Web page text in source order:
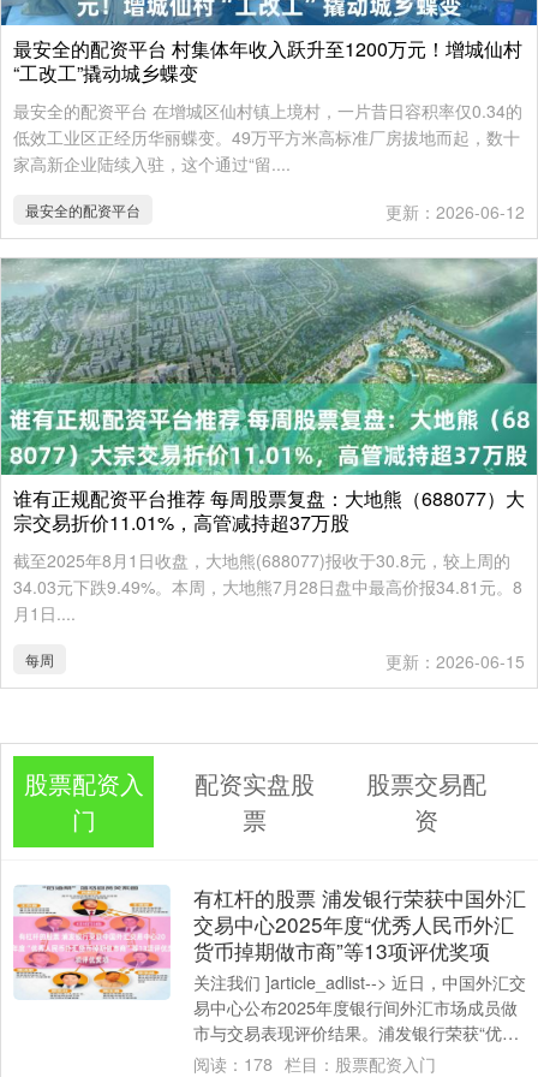
最安全的配资平台 村集体年收入跃升至1200万元！增城仙村
“工改工”撬动城乡蝶变
最安全的配资平台 在增城区仙村镇上境村，一片昔日容积率仅0.34的
低效工业区正经历华丽蝶变。49万平方米高标准厂房拔地而起，数十
家高新企业陆续入驻，这个通过“留....
最安全的配资平台 更新：2026-06-12
谁有正规配资平台推荐 每周股票复盘：大地熊（688077）大
宗交易折价11.01%，高管减持超37万股
截至2025年8月1日收盘，大地熊(688077)报收于30.8元，较上周的
34.03元下跌9.49%。本周，大地熊7月28日盘中最高价报34.81元。8
月1日....
每周 更新：2026-06-15
股票配资入
门
配资实盘股
票
股票交易配
资
有杠杆的股票 浦发银行荣获中国外汇
交易中心2025年度“优秀人民币外汇
货币掉期做市商”等13项评优奖项
关注我们 ]article_adlist--> 近日，中国外汇交
易中心公布2025年度银行间外汇市场成员做
市与交易表现评价结果。浦发银行荣获“优秀
人民币外汇货币....
阅读： 178 栏目： 股票配资入门